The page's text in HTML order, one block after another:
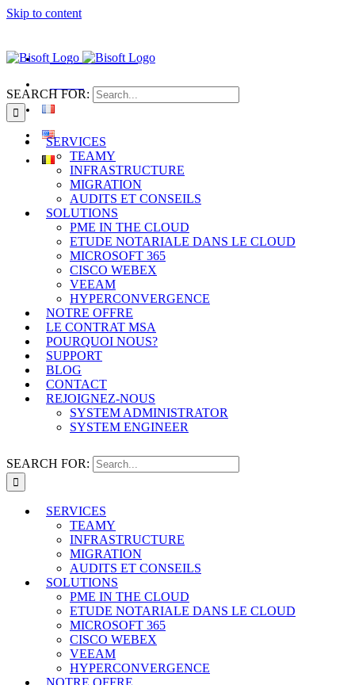
Skip to content
Bisoft IT SERVICES
SEARCH FOR:
SERVICES
TEAMY
INFRASTRUCTURE
MIGRATION
AUDITS ET CONSEILS
SOLUTIONS
PME IN THE CLOUD
ETUDE NOTARIALE DANS LE CLOUD
MICROSOFT 365
CISCO WEBEX
VEEAM
HYPERCONVERGENCE
NOTRE OFFRE
LE CONTRAT MSA
POURQUOI NOUS?
SUPPORT
BLOG
CONTACT
REJOIGNEZ-NOUS
SYSTEM ADMINISTRATOR
SYSTEM ENGINEER
SEARCH FOR:
SERVICES
TEAMY
INFRASTRUCTURE
MIGRATION
AUDITS ET CONSEILS
SOLUTIONS
PME IN THE CLOUD
ETUDE NOTARIALE DANS LE CLOUD
MICROSOFT 365
CISCO WEBEX
VEEAM
HYPERCONVERGENCE
NOTRE OFFRE